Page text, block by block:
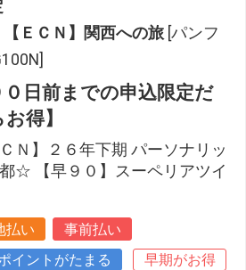
ＥＣＮ】関西への旅 [パンフ
０日前までの申込限定だ
得】
ＣＮ】２６年下期 パーソナリッ
☆ 【早９０】スーペリアツイ
払い
事前払い
イントがたまる
早期がお得